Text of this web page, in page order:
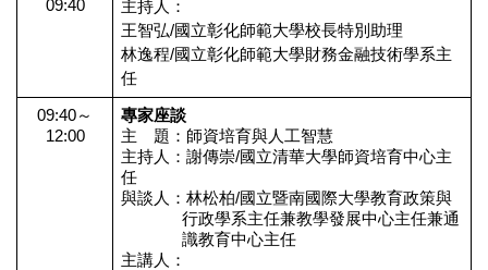
09:40
主持人：
王智弘/國立彰化師範大學校長特別助理
林逸程/國立彰化師範大學財務金融技術學系主
任
09:40～
12:00
專家座談
主 題：師資培育與人工智慧
主持人：謝傳崇/國立清華大學師資培育中心主
任
與談人：林松柏/國立暨南國際大學教育政策與
行政學系主任兼教學發展中心主任兼通
識教育中心主任
主講人：